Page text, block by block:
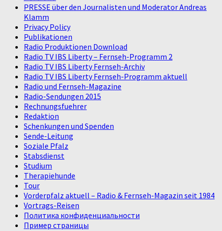
PRESSE über den Journalisten und Moderator Andreas
Klamm
Privacy Policy
Publikationen
Radio Produktionen Download
Radio TV IBS Liberty – Fernseh-Programm 2
Radio TV IBS Liberty Fernseh-Archiv
Radio TV IBS Liberty Fernseh-Programm aktuell
Radio und Fernseh-Magazine
Radio-Sendungen 2015
Rechnungsfuehrer
Redaktion
Schenkungen und Spenden
Sende-Leitung
Soziale Pfalz
Stabsdienst
Studium
Therapiehunde
Tour
Vorderpfalz aktuell – Radio & Fernseh-Magazin seit 1984
Vortrags-Reisen
Политика конфиденциальности
Пример страницы